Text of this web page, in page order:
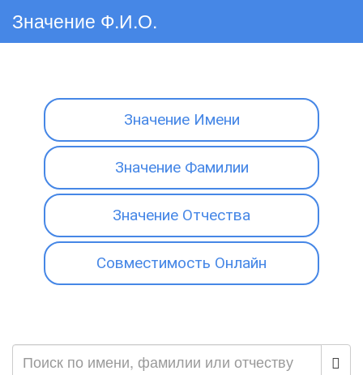
Значение Ф.И.О.
Значение Имени
Значение Фамилии
Значение Отчества
Совместимость Онлайн